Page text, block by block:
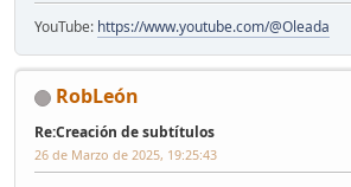
YouTube: https://www.youtube.com/@Oleada
RobLeón
Re:Creación de subtítulos
26 de Marzo de 2025, 19:25:43